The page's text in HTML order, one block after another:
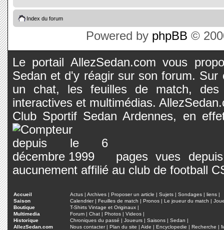
Index du forum
Powered by phpBB ©
Le portail AllezSedan.com vous
Sedan et d'y réagir sur son forum.
un chat, les feuilles de match, des
interactives et multimédias.
Club Sportif Sedan Ardennes, en
pages vues
aucunement affilié au club de football
Accueil Actus | Archives | Proposer un article | Sujets | Sondages | liens |
Saison
Calendrier| Feuilles de match | Pronos | Le joueur du match |
Boutique
T-Shirts Vintage et Originaux |
Multimedia
Forum | Chat | Photos | Videos |
Historique
Chroniques du passé | Joueurs | Saisons | Sedan |
AllezSedan.com
Nous contacter| Plan du site | Aide | Encyclopedie | Recherche |